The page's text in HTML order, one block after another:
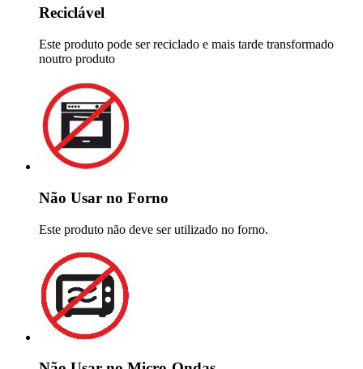
Reciclável
Este produto pode ser reciclado e mais tarde transformado
noutro produto
Não Usar no Forno
Este produto não deve ser utilizado no forno.